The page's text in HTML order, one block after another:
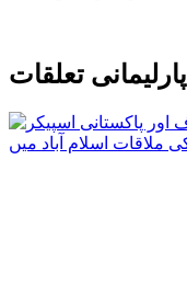
پارلیمانی تعلقات